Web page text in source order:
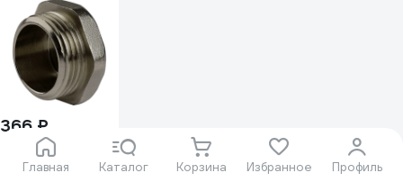
Главная Каталог Корзина Избранное Профиль
366 ₽
Пробка ДМЗ DN25
(1") НР латунь